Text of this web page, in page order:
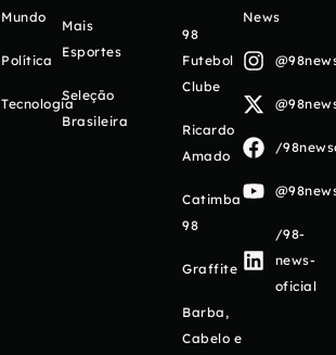
Mundo
Política
Tecnologia
Mais
Esportes
Seleção
Brasileira
98
Futebol
Clube
Ricardo
Amado
Catimba
98
Graffite
Barba,
Cabelo e
News
/
/98-
news-
oficial